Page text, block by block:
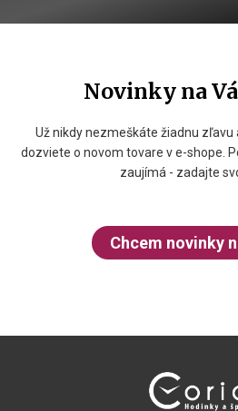
Novinky na
Už nikdy nezmeškáte žiadnu zľavu
dozviete o novom tovare v e-shope.
zaujímá - zadajte
Chcem novinky